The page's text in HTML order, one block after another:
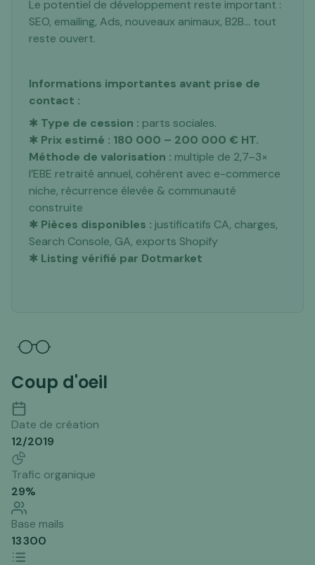
Le potentiel de développement reste important :
SEO, emailing, Ads, nouveaux animaux, B2B… tout
reste ouvert.
Informations importantes avant prise de
contact :
✱ Type de cession : parts sociales.
✱ Prix estimé : 180 000 – 200 000 € HT.
Méthode de valorisation : multiple de 2,7–3×
l’EBE retraité annuel, cohérent avec e-commerce
niche, récurrence élevée & communauté
construite
✱ Pièces disponibles : justificatifs CA, charges,
Search Console, GA, exports Shopify
✱ Listing vérifié par Dotmarket
Coup d'oeil
Date de création
12/2019
Trafic organique
29%
Base mails
13 300